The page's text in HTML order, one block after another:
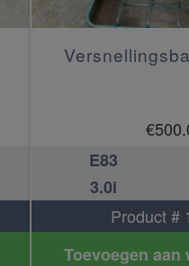
€
E83
3.0i
Product #
Toevoegen aan